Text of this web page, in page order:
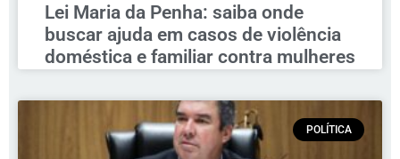
Lei Maria da Penha: saiba onde
buscar ajuda em casos de violência
doméstica e familiar contra mulheres
POLÍTICA